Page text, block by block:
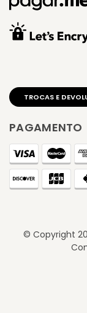
TROCAS E
PAGAMENTO
© Copyright